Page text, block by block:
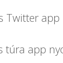
Twitter app
túra app